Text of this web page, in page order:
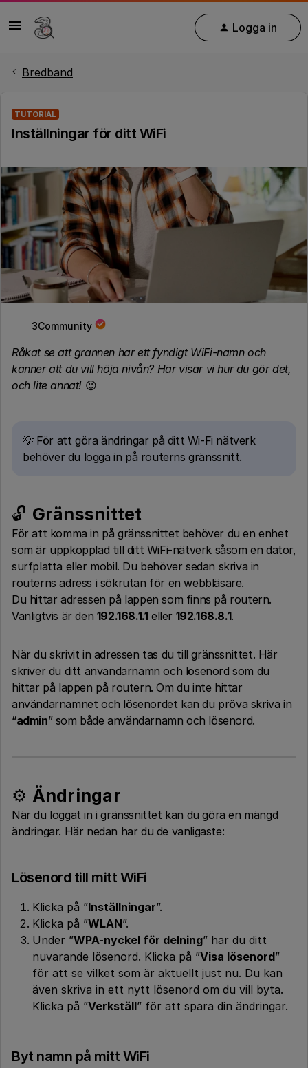
Logga in
Bredband
TUTORIAL
Inställningar för ditt WiFi
3Community
Råkat se att grannen har ett fyndigt WiFi-namn och
känner att du vill höja nivån? Här visar vi hur du gör det,
och lite annat! 😉
💡 För att göra ändringar på ditt Wi-Fi nätverk
behöver du logga in på routerns gränssnitt.
🔓 Gränssnittet
För att komma in på gränssnittet behöver du en enhet
som är uppkopplad till ditt WiFi-nätverk såsom en dator,
surfplatta eller mobil. Du behöver sedan skriva in
routerns adress i sökrutan för en webbläsare.
Du hittar adressen på lappen som finns på routern.
Vanligtvis är den 192.168.1.1eller 192.168.8.1.
När du skrivit in adressen tas du till gränssnittet. Här
skriver du ditt användarnamn och lösenord som du
hittar på lappen på routern. Om du inte hittar
användarnamnet och lösenordet kan du pröva skriva in
“admin” som både användarnamn och lösenord.
⚙️ Ändringar
När du loggat in i gränssnittet kan du göra en mängd
ändringar. Här nedan har du de vanligaste:
Lösenord till mitt WiFi
Klicka på ”Inställningar”.
Klicka på ”WLAN”.
Under ”WPA-nyckel för delning” har du ditt
nuvarande lösenord. Klicka på ”Visa lösenord”
för att se vilket som är aktuellt just nu. Du kan
även skriva in ett nytt lösenord om du vill byta.
Klicka på ”Verkställ” för att spara din ändringar.
Byt namn på mitt WiFi